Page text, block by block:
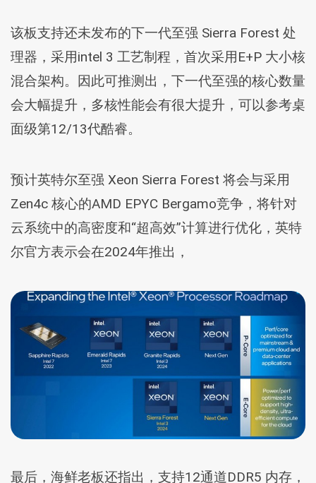
该板支持还未发布的下一代至强 Sierra Forest 处
理器，采用intel 3 工艺制程，首次采用E+P 大小核
混合架构。因此可推测出，下一代至强的核心数量
会大幅提升，多核性能会有很大提升，可以参考桌
面级第12/13代酷睿。
预计英特尔至强 Xeon Sierra Forest 将会与采用
Zen4c 核心的AMD EPYC Bergamo竞争，将针对
云系统中的高密度和“超高效”计算进行优化，英特
尔官方表示会在2024年推出，
最后，海鲜老板还指出，支持12通道DDR5 内存，